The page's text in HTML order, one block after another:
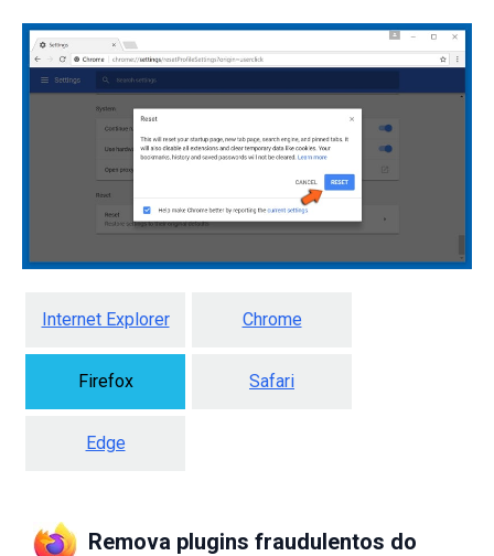
Internet Explorer Chrome
Firefox Safari
Edge
Remova plugins fraudulentos do